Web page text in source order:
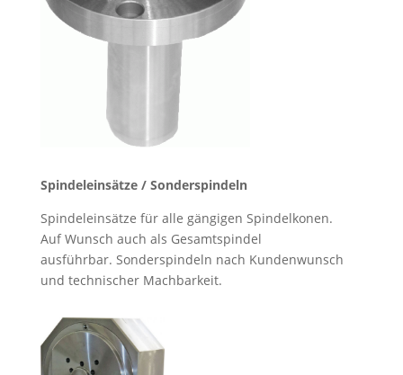
Spindeleinsätze / Sonderspindeln
Spindeleinsätze für alle gängigen Spindelkonen.
Auf Wunsch auch als Gesamtspindel
ausführbar. Sonderspindeln nach Kundenwunsch
und technischer Machbarkeit.